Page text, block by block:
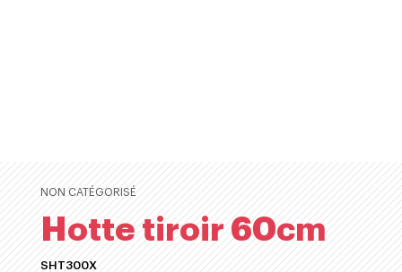
NON CATÉGORISÉ
Hotte tiroir 60cm
SHT300X